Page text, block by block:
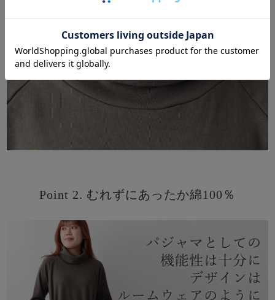
Point 2. むれずにあったか綿100％